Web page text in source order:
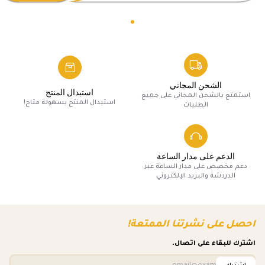
الشحن المجاني
استمتع بالشحن المجاني على جميع
الطلبات
استبدال المنتج
استبدال المنتج بسهولة متاح!
الدعم على مدار الساعة
دعم مخصص على مدار الساعة عبر
الدردشة والبريد الإلكتروني
احصل على نشرتنا الممتعة!
اشترك للبقاء على اتصال.